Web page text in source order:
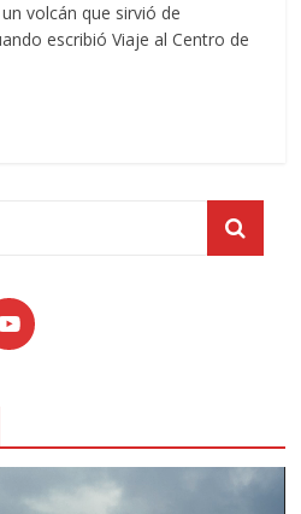
volcán que sirvió de
escribió Viaje al Centro de